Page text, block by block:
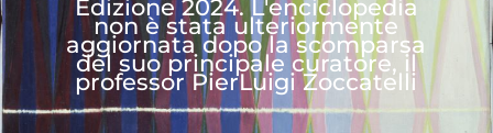
Edizione 2024. L'enciclopedia
non è stata ulteriormente
aggiornata dopo la scomparsa
del suo principale curatore, il
professor PierLuigi Zoccatelli